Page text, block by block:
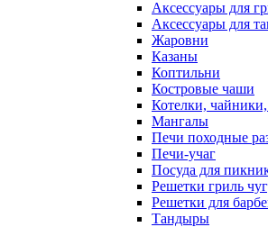
Аксессуары для
Аксессуары для
Жаровни
Казаны
Коптильни
Костровые чаши
Котелки,
Мангалы
Печи походные
Печи-учаг
Посуда для
Решетки гриль
Решетки для
Тандыры